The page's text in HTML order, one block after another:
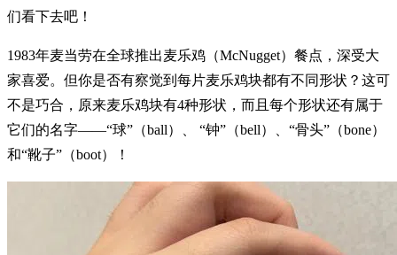
们看下去吧！
1983年麦当劳在全球推出麦乐鸡（McNugget）餐点，深受大
家喜爱。但你是否有察觉到每片麦乐鸡块都有不同形状？这可
不是巧合，原来麦乐鸡块有4种形状，而且每个形状还有属于
它们的名字——“球”（ball）、 “钟”（bell）、“骨头”（bone）
和“靴子”（boot）！